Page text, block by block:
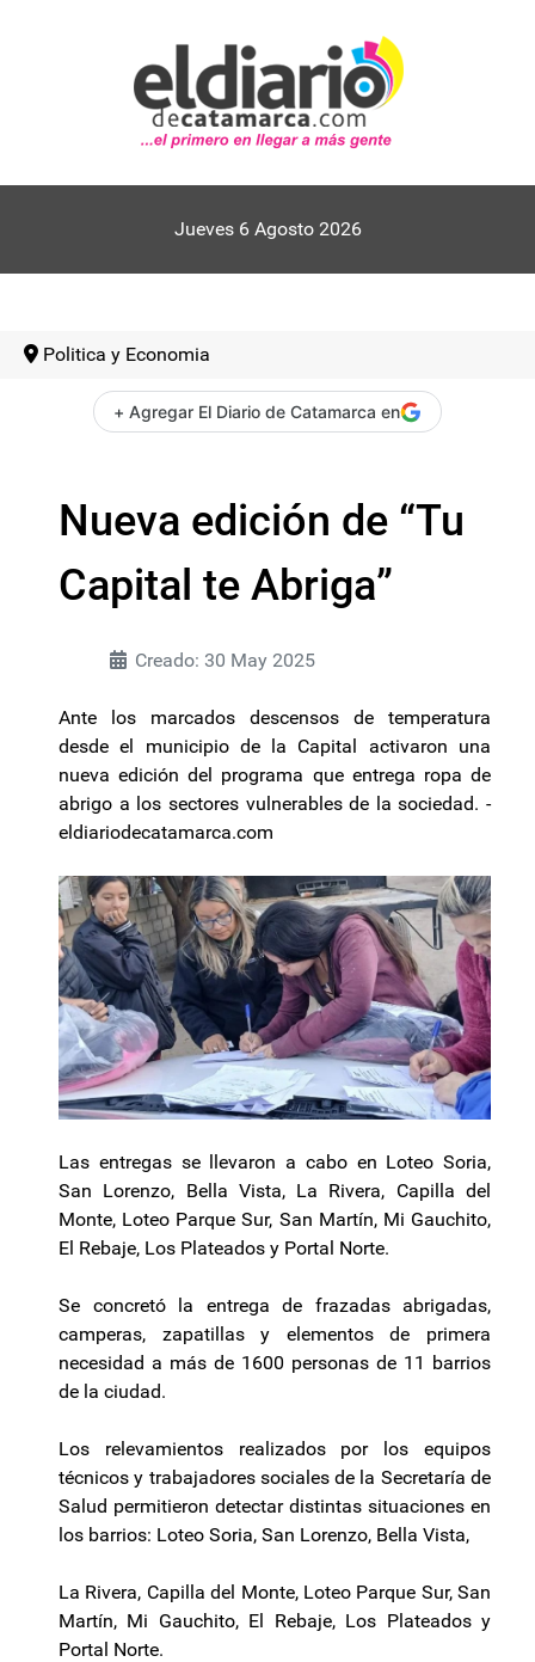
Jueves 6 Agosto 2026
Politica y Economia
+ Agregar El Diario de Catamarca en
Nueva edición de “Tu
Capital te Abriga”
Creado: 30 May 2025
Ante los marcados descensos de temperatura
desde el municipio de la Capital activaron una
nueva edición del programa que entrega ropa de
abrigo a los sectores vulnerables de la sociedad. -
eldiariodecatamarca.com
Las entregas se llevaron a cabo en Loteo Soria,
San Lorenzo, Bella Vista, La Rivera, Capilla del
Monte, Loteo Parque Sur, San Martín, Mi Gauchito,
El Rebaje, Los Plateados y Portal Norte.
Se concretó la entrega de frazadas abrigadas,
camperas, zapatillas y elementos de primera
necesidad a más de 1600 personas de 11 barrios
de la ciudad.
Los relevamientos realizados por los equipos
técnicos y trabajadores sociales de la Secretaría de
Salud permitieron detectar distintas situaciones en
los barrios: Loteo Soria, San Lorenzo, Bella Vista,
La Rivera, Capilla del Monte, Loteo Parque Sur, San
Martín, Mi Gauchito, El Rebaje, Los Plateados y
Portal Norte.